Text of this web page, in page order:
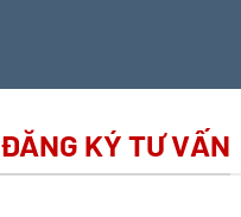
ĐĂNG KÝ TƯ VẤN